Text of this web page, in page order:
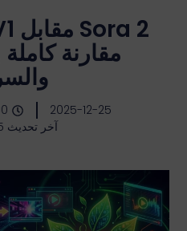
مقارنة
2025-12-25
آخر تحديث 2025-12-25